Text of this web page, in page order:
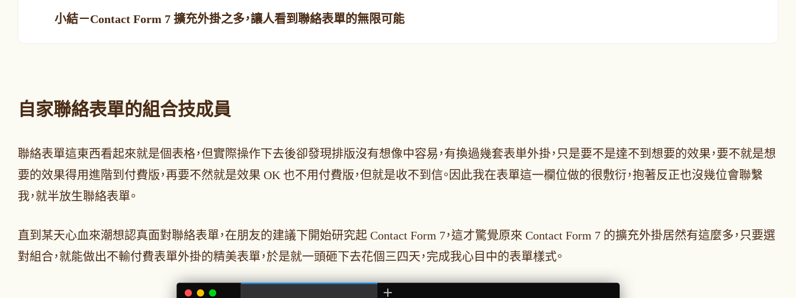
小結－Contact Form 7 擴充外掛之多，讓人看到聯絡表單的無限可能
自家聯絡表單的組合技成員
聯絡表單這東西看起來就是個表格，但實際操作下去後卻發現排版沒有想像中容易，有換過幾套表単外掛，只是要不是達不到想要的效果，要不就是想
要的效果得用進階到付費版，再要不然就是效果 OK 也不用付費版，但就是收不到信。因此我在表單這一欄位做的很敷衍，抱著反正也沒幾位會聯繫
我，就半放生聯絡表單。
直到某天心血來潮想認真面對聯絡表單，在朋友的建議下開始研究起 Contact Form 7，這才驚覺原來 Contact Form 7 的擴充外掛居然有這麼多，只要選
對組合，就能做出不輸付費表單外掛的精美表單，於是就一頭砸下去花個三四天，完成我心目中的表單樣式。